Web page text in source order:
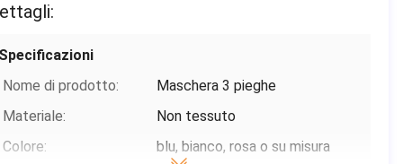
Imballaggi particolari:
imballato in un sacchetto di
Specificazioni
Nome di prodotto:
Maschera 3 pieghe
Materiale:
Non tessuto
Colore:
blu, bianco, rosa o su misura